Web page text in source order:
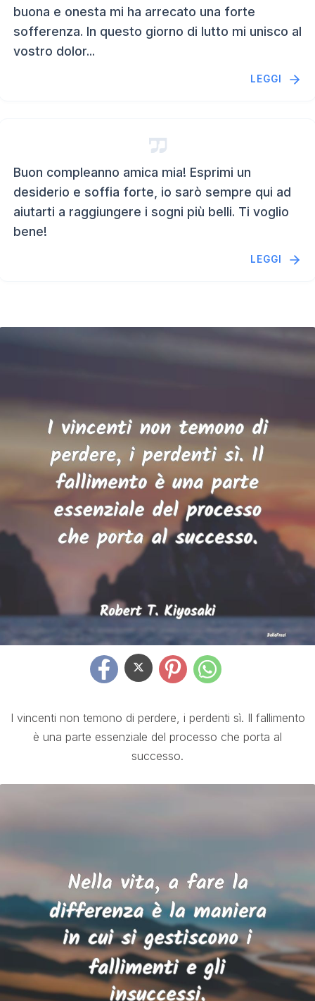
buona e onesta mi ha arrecato una forte
sofferenza. In questo giorno di lutto mi unisco al
vostro dolor...
LEGGI
Buon compleanno amica mia! Esprimi un
desiderio e soffia forte, io sarò sempre qui ad
aiutarti a raggiungere i sogni più belli. Ti voglio
bene!
LEGGI
I vincenti non temono di perdere, i perdenti sì. Il fallimento
è una parte essenziale del processo che porta al
successo.